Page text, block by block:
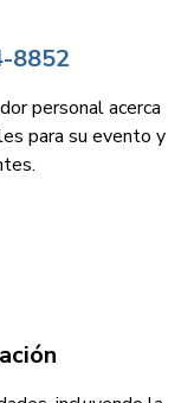
8852
personal acerca
para su evento y